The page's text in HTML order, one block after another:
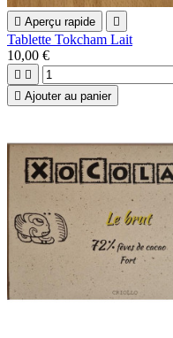
 Aperçu rapide 
Tablette Tokcham Lait
10,00 €
 
 Ajouter au panier